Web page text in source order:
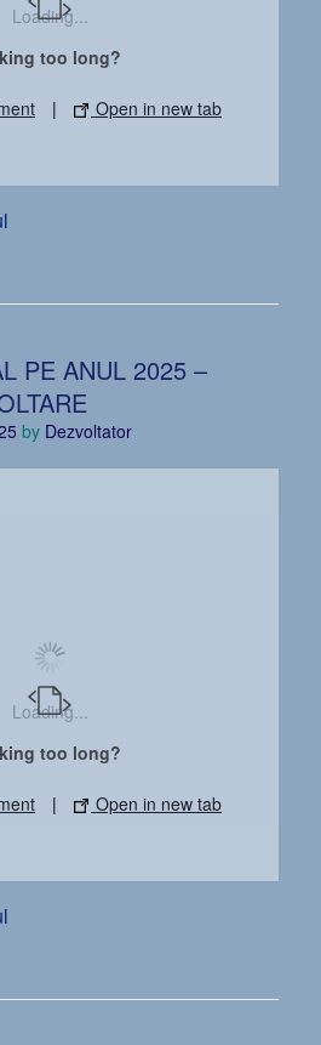
Loading...
too long?
| Open in new tab
PE ANUL 2025 –
by Dezvoltator
Loading...
too long?
| Open in new tab